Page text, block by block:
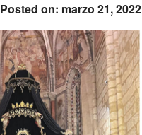
Posted on: marzo 21, 2022